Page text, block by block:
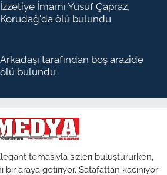
İzzetiye İmamı Yusuf Çapraz,
Korudağ'da ölü bulundu
Arkadaşı tarafından boş arazide
ölü bulundu
temasıyla sizleri buluştururken,
araya getiriyor. Şatafattan kaçınıyor